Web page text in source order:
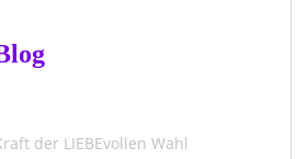
der LIEBEvollen Wahl